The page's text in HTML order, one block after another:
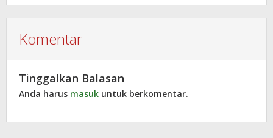
Komentar
Tinggalkan Balasan
Anda harus masuk untuk berkomentar.